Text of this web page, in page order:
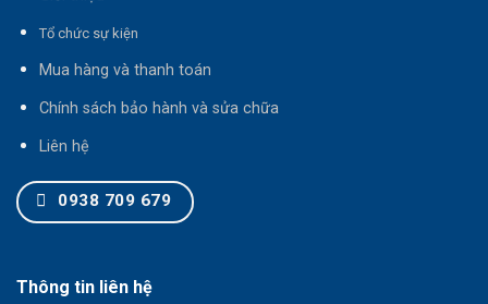
Tổ chức sự kiện
Mua hàng và thanh toán
Chính sách bảo hành và sửa chữa
Liên hệ
0938 709 679
Thông tin liên hệ